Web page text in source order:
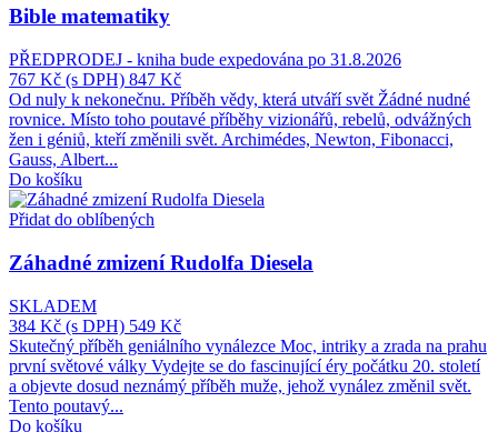
Bible matematiky
PŘEDPRODEJ - kniha bude expedována po 31.8.2026
767 Kč (s DPH) 847 Kč
Od nuly k nekonečnu. Příběh vědy, která utváří svět Žádné nudné
rovnice. Místo toho poutavé příběhy vizionářů, rebelů, odvážných
žen i géniů, kteří změnili svět. Archimédes, Newton, Fibonacci,
Gauss, Albert...
Do košíku
Přidat do oblíbených
Záhadné zmizení Rudolfa Diesela
SKLADEM
384 Kč (s DPH) 549 Kč
Skutečný příběh geniálního vynálezce Moc, intriky a zrada na prahu
první světové války Vydejte se do fascinující éry počátku 20. století
a objevte dosud neznámý příběh muže, jehož vynález změnil svět.
Tento poutavý...
Do košíku